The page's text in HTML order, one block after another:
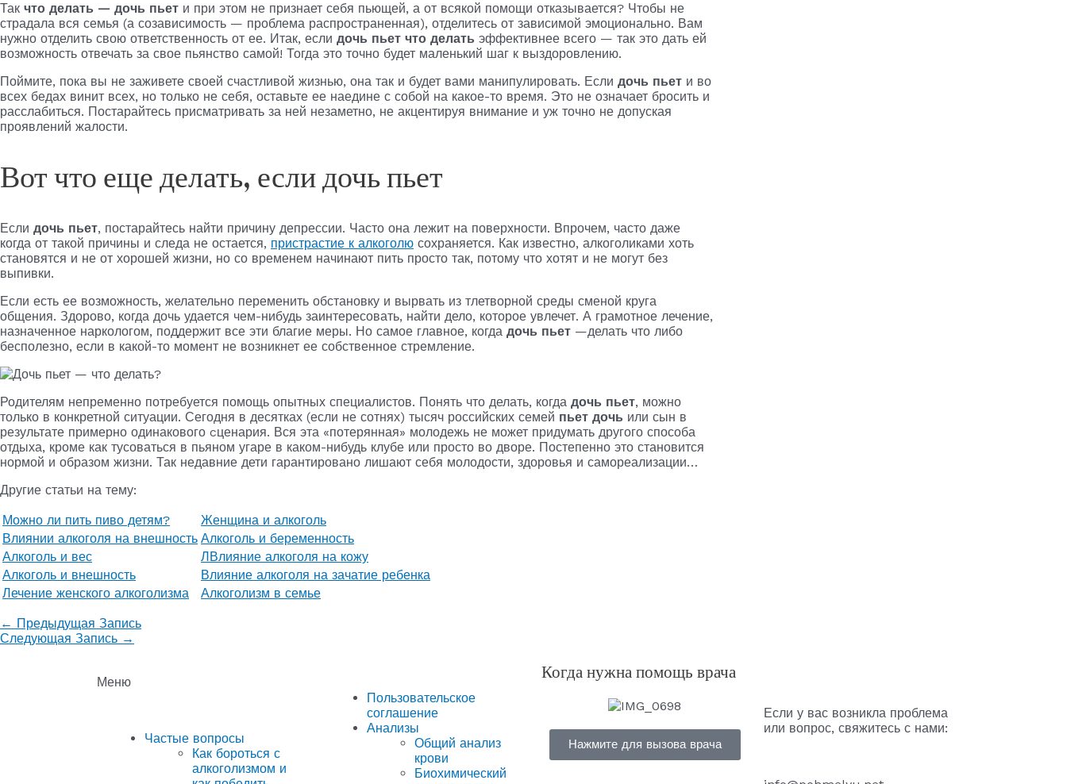
Так что делать — дочь пьет и при этом не признает себя пьющей, а от всякой помощи отказывается? Чтобы не
страдала вся семья (а созависимость — проблема распространенная), отделитесь от зависимой эмоционально. Вам
нужно отделить свою ответственность от ее. Итак, если дочь пьет что делать эффективнее всего — так это дать ей
возможность отвечать за свое пьянство самой! Тогда это точно будет маленький шаг к выздоровлению.
Поймите, пока вы не заживете своей счастливой жизнью, она так и будет вами манипулировать. Если дочь пьет и во
всех бедах винит всех, но только не себя, оставьте ее наедине с собой на какое-то время. Это не означает бросить и
расслабиться. Постарайтесь присматривать за ней незаметно, не акцентируя внимание и уж точно не допуская
проявлений жалости.
Вот что еще делать, если дочь пьет
Если дочь пьет, постарайтесь найти причину депрессии. Часто она лежит на поверхности. Впрочем, часто даже
когда от такой причины и следа не остается, пристрастие к алкоголю сохраняется. Как известно, алкоголиками хоть
становятся и не от хорошей жизни, но со временем начинают пить просто так, потому что хотят и не могут без
выпивки.
Если есть ее возможность, желательно переменить обстановку и вырвать из тлетворной среды сменой круга
общения. Здорово, когда дочь удается чем-нибудь заинтересовать, найти дело, которое увлечет. А грамотное лечение,
назначенное наркологом, поддержит все эти благие меры. Но самое главное, когда дочь пьет —делать что либо
бесполезно, если в какой-то момент не возникнет ее собственное стремление.
Родителям непременно потребуется помощь опытных специалистов. Понять что делать, когда дочь пьет, можно
только в конкретной ситуации. Сегодня в десятках (если не сотнях) тысяч российских семей пьет дочь или сын в
результате примерно одинакового cценария. Вся эта «потерянная» молодежь не может придумать другого способа
отдыха, кроме как тусоваться в пьяном угаре в каком-нибудь клубе или просто во дворе. Постепенно это становится
нормой и образом жизни. Так недавние дети гарантировано лишают себя молодости, здоровья и самореализации…
Другие статьи на тему:
Можно ли пить пиво детям?
Женщина и алкоголь
Влиянии алкоголя на внешность Алкоголь и беременность
Алкоголь и вес
ЛВлияние алкоголя на кожу
Алкоголь и внешность
Влияние алкоголя на зачатие ребенка
Лечение женского алкоголизма
Алкоголизм в семье
← Предыдущая Запись
Следующая Запись →
Меню
Частые вопросы
Как бороться с
алкоголизмом и
Пользовательское
соглашение
Анализы
Общий анализ
крови
Биохимический
Когда нужна помощь врача
Нажмите для вызова врача
Если у вас возникла проблема
или вопрос, свяжитесь с нами: